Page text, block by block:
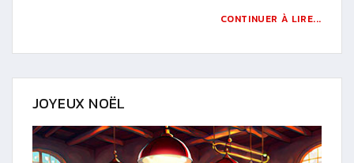
CONTINUER À LIRE...
JOYEUX NOËL